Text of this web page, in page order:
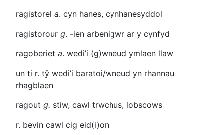
ragistorel a. cyn hanes, cynhanesyddol
ragistorour g. -ien arbenigwr ar y cynfyd
ragoberiet a. wedi’i (g)wneud ymlaen llaw
un ti r. tŷ wedi’i baratoi/wneud yn rhannau
rhagblaen
ragout g. stiw, cawl trwchus, lobscows
r. bevin cawl cig eid(i)on